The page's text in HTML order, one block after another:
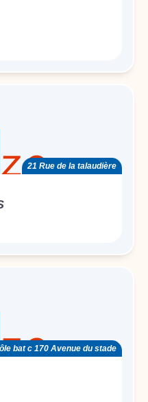
21 Rue de la talaudière
bat c 170 Avenue du stade